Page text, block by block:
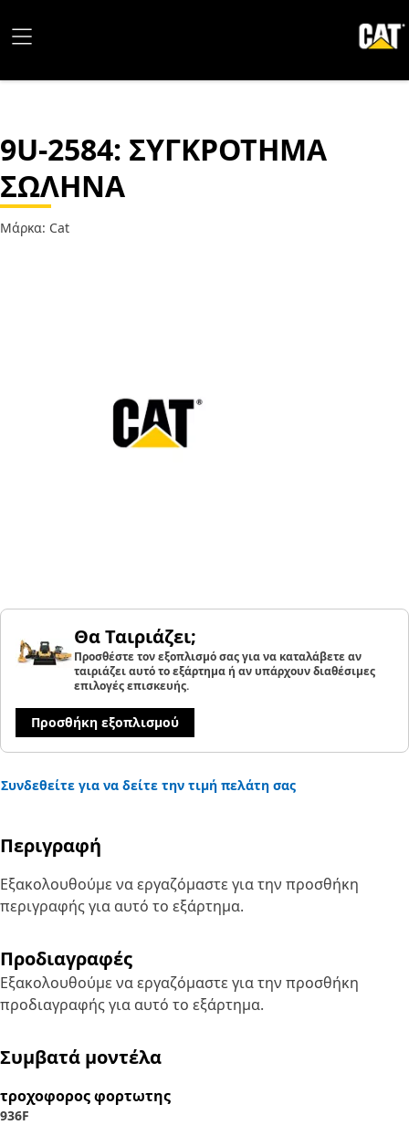
9U-2584: ΣΥΓΚΡΟΤΗΜΑ
ΣΩΛΗΝΑ
Μάρκα: Cat
Θα Ταιριάζει;
Προσθέστε τον εξοπλισμό σας για να καταλάβετε αν
ταιριάζει αυτό το εξάρτημα ή αν υπάρχουν διαθέσιμες
επιλογές επισκευής.
Προσθήκη εξοπλισμού
Συνδεθείτε για να δείτε την τιμή πελάτη σας
Περιγραφή
Εξακολουθούμε να εργαζόμαστε για την προσθήκη
περιγραφής για αυτό το εξάρτημα.
Προδιαγραφές
Εξακολουθούμε να εργαζόμαστε για την προσθήκη
προδιαγραφής για αυτό το εξάρτημα.
Συμβατά μοντέλα
τροχοφορος φορτωτης
936F